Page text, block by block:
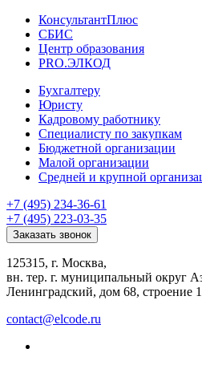
КонсультантПлюс
СБИС
Центр образования
PRO.ЭЛКОД
Бухгалтеру
Юристу
Кадровому работнику
Специалисту по закупкам
Бюджетной организации
Малой организации
Средней и крупной
+7 (495) 234-36-61
+7 (495) 223-03-35
Заказать звонок
125315, г. Москва,
вн. тер. г. муниципальный округ
Ленинградский, дом 68, строение
contact@elcode.ru